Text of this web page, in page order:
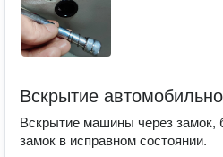
Вскрытие
Вскрытие машины через замок,
замок в исправном состоянии.